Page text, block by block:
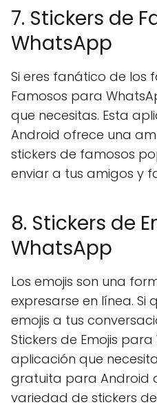
7. Stickers de
WhatsApp
Si eres fanático de los
Famosos para
que necesitas. Esta
Android ofrece una
stickers de famosos
enviar a tus amigos y
8. Stickers de
WhatsApp
Los emojis son una
expresarse en línea. Si
emojis a tus
Stickers de Emojis
aplicación que
gratuita para Android
variedad de stickers